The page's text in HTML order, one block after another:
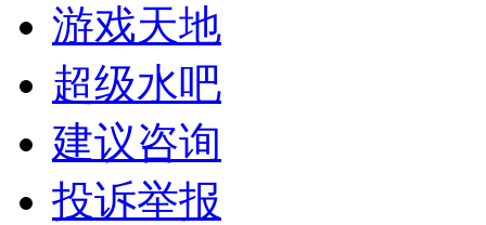
游戏天地
超级水吧
建议咨询
投诉举报